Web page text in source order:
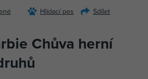
Hlídací pes Sdílet
Chůva herní